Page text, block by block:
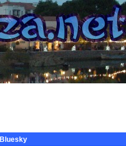
Bluesky